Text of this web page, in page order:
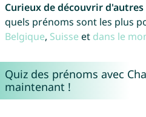
Curieux de découvrir d'autres
quels prénoms sont les plus
Belgique, Suisse et dans le
Quiz des prénoms avec
maintenant !